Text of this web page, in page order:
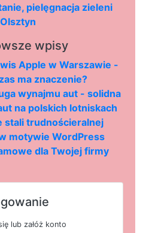
pielęgnacja zieleni
Olsztyn
wpisy
Apple w Warszawie -
ma znaczenie?
wynajmu aut - solidna
na polskich lotniskach
stali trudnościeralnej
motywie WordPress
dla Twojej firmy
lub załóż konto